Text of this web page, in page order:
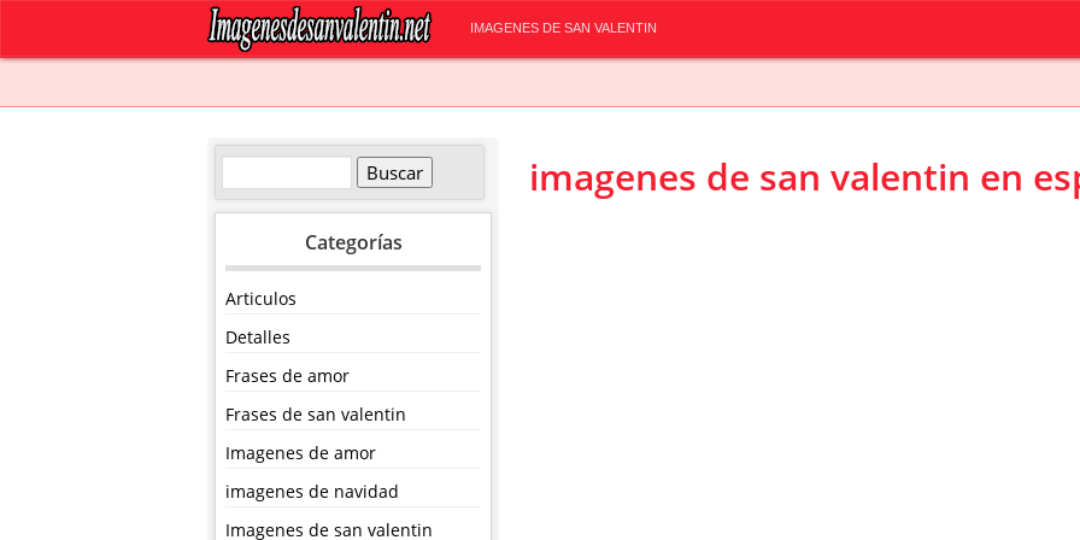
IMAGENES DE SAN VALENTIN
Categorías
Articulos
Detalles
Frases de amor
Frases de san valentin
Imagenes de amor
imagenes de navidad
Imagenes de san valentin
imagenes de san valentin en